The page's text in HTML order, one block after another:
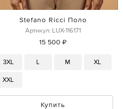
Stefano Ricci Поло
Артикул: LUX-116171
15 500 ₽
3XL L M XL
XXL
Купить